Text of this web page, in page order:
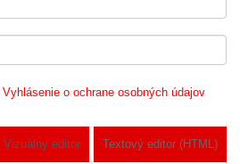
Vyhlásenie o ochrane osobných údajov
Vizuálny editor Textový editor (HTML)